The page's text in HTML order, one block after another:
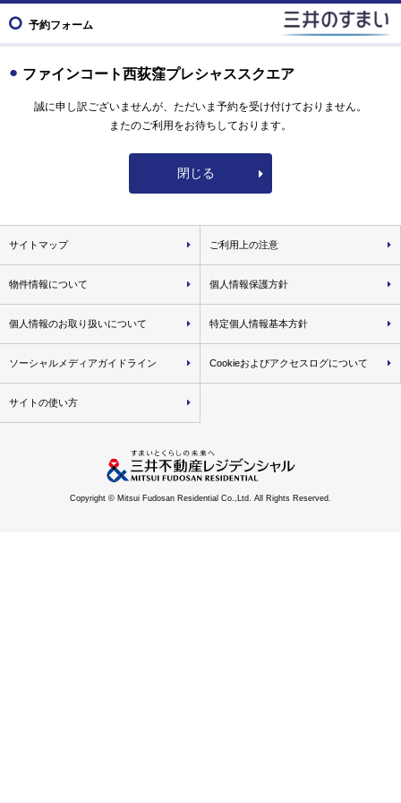
予約フォーム
ファインコート西荻窪プレシャススクエア
誠に申し訳ございませんが、ただいま予約を受け付けておりません。
またのご利用をお待ちしております。
閉じる
サイトマップ ご利用上の注意
物件情報について 個人情報保護方針
個人情報のお取り扱いについて 特定個人情報基本方針
ソーシャルメディアガイドライン Cookieおよびアクセスログについて
サイトの使い方
Copyright © Mitsui Fudosan Residential Co.,Ltd. All Rights Reserved.